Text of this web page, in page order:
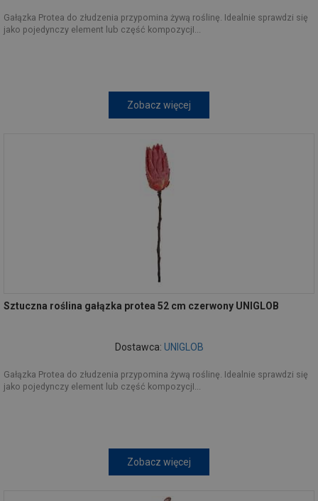
Gałązka Protea do złudzenia przypomina żywą roślinę. Idealnie sprawdzi się
jako pojedynczy element lub część kompozycjI...
Zobacz więcej
Sztuczna roślina gałązka protea 52 cm czerwony UNIGLOB
Dostawca: UNIGLOB
Gałązka Protea do złudzenia przypomina żywą roślinę. Idealnie sprawdzi się
jako pojedynczy element lub część kompozycjI...
Zobacz więcej